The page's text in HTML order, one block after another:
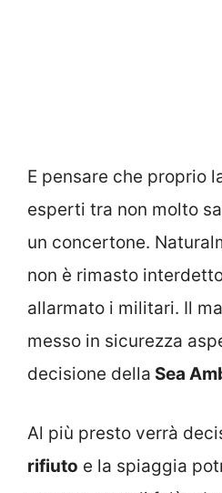
E pensare che proprio
esperti tra non molto
un concertone.
non è rimasto
allarmato i militari. Il
messo in sicurezza
decisione della Sea
Al più presto verrà
rifiuto e la spiaggia